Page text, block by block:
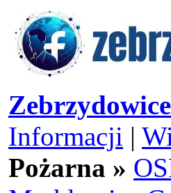
Informacji |
Pożarna »